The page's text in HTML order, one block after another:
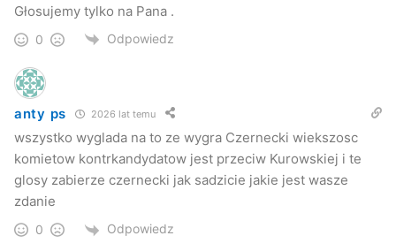
Głosujemy tylko na Pana .
0 Odpowiedz
anty ps 2026 lat temu
wszystko wyglada na to ze wygra Czernecki wiekszosc
komietow kontrkandydatow jest przeciw Kurowskiej i te
glosy zabierze czernecki jak sadzicie jakie jest wasze
zdanie
0 Odpowiedz